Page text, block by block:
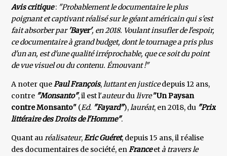
Avis critique: "Probablement le documentaire le plus
poignant et captivant réalisé sur le géant américain qui s'est
fait absorber par'Bayer', en 2018. Voulant insufler de l'espoir,
ce documentaire à grand budget, dont le tournage a pris plus
d'un an, est d'une qualité irréprochable, que ce soit du point
de vue visuel ou du contenu. Émouvant !"
A noter quePaul François,luttant en justicedepuis 12 ans,
contre "Monsanto", il est l'auteurdulivre"Un Paysan
contre Monsanto" (Ed. "Fayard"),lauréat, en 2018, du "Prix
littéraire des Droits de l'Homme".
Quant auréalisateur,Eric Guéret, depuis 15 ans, il réalise
des documentaires de société, enFranceetà travers le